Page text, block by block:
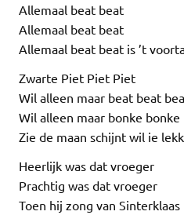
Allemaal beat beat
Allemaal beat beat
Allemaal beat beat is ’t
Zwarte Piet Piet Piet
Wil alleen maar beat beat
Wil alleen maar bonke
Zie de maan schijnt wil ie
Heerlijk was dat vroeger
Prachtig was dat vroeger
Toen hij zong van Sinterklaas